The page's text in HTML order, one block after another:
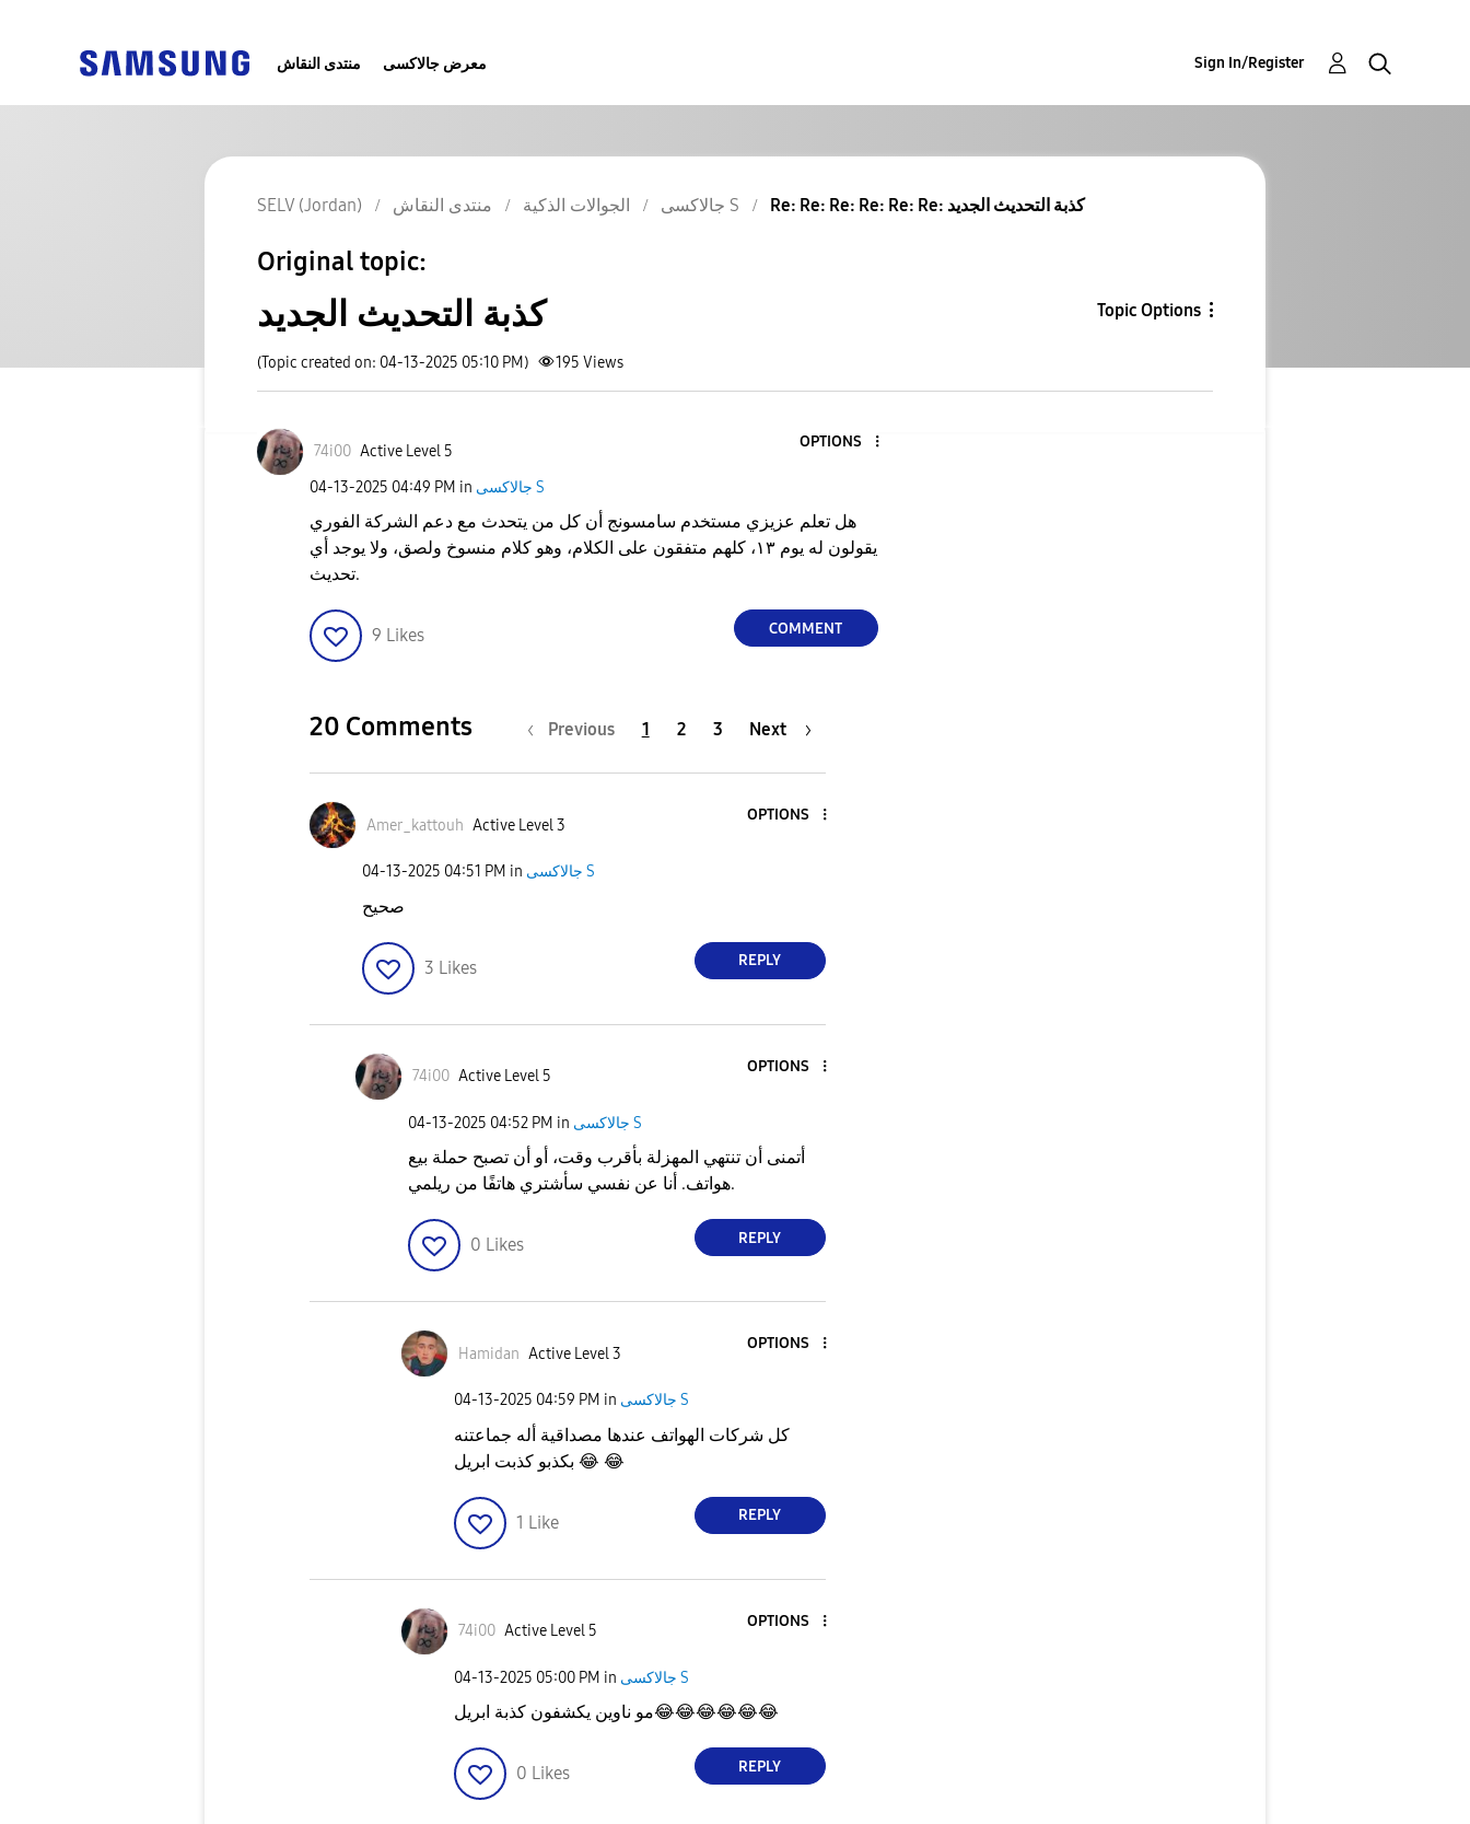
منتدى النقاش معرض جالاكسى Sign In/Register
SELV (Jordan) منتدى النقاش الجوالات الذكية جالاكسى S Re: Re: Re: Re: Re: Re: كذبة التحديث الجديد
Original topic:
كذبة التحديث الجديد Topic Options
(Topic created on: 04-13-2025 05:10 PM) 195 Views
74i00 Active Level 5
OPTIONS
‎04-13-2025 04:49 PM in جالاكسى S
هل تعلم عزيزي مستخدم سامسونج أن كل من يتحدث مع دعم الشركة الفوري
يقولون له يوم ١٣، كلهم متفقون على الكلام، وهو كلام منسوخ ولصق، ولا يوجد أي
تحديث.
9 Likes COMMENT
20 Comments Previous 1 2 3 Next
Amer_kattouh Active Level 3
OPTIONS
‎04-13-2025 04:51 PM in جالاكسى S
صحيح
3 Likes REPLY
74i00 Active Level 5
OPTIONS
‎04-13-2025 04:52 PM in جالاكسى S
أتمنى أن تنتهي المهزلة بأقرب وقت، أو أن تصبح حملة بيع
هواتف. أنا عن نفسي سأشتري هاتفًا من ريلمي.
0 Likes REPLY
Hamidan Active Level 3
OPTIONS
‎04-13-2025 04:59 PM in جالاكسى S
كل شركات الهواتف عندها مصداقية أله جماعتنه
😂 😂
1 Like REPLY
74i00 Active Level 5
OPTIONS
‎04-13-2025 05:00 PM in جالاكسى S
مو ناوين يكشفون كذبة ابريل😂😂😂😂😂😂
0 Likes REPLY